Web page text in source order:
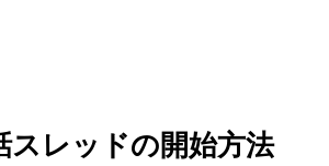
スレッドの開始方法